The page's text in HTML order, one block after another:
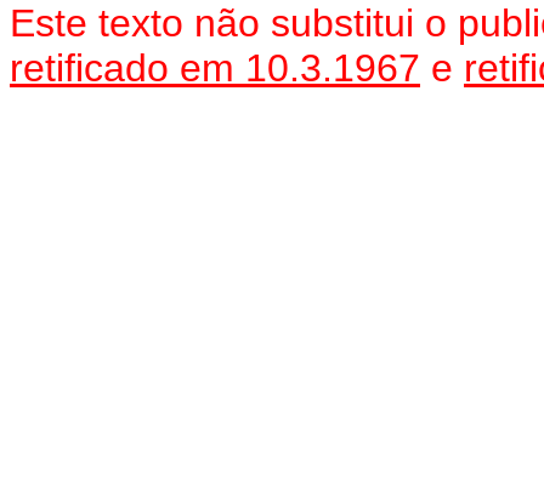
Este texto não substitui o
retificado em 10.3.1967 e